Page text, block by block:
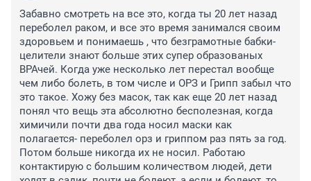
Забавно смотреть на все это, когда ты 20 лет назад
переболел раком, и все это время занимался своим
здоровьем и понимаешь , что безграмотные бабки-
целители знают больше этих супер образованых
ВРАчей. Когда уже несколько лет перестал вообще
чем либо болеть, в том числе и ОРЗ и Грипп забыл что
это такое. Хожу без масок, так как еще 20 лет назад
понял что вещь эта абсолютно бесполезная, когда
химичили почти два года носил маски как
полагается- переболел орз и гриппом раз пять за год.
Потом больше никогда их не носил. Работаю
контактирую с большим количеством людей, дети